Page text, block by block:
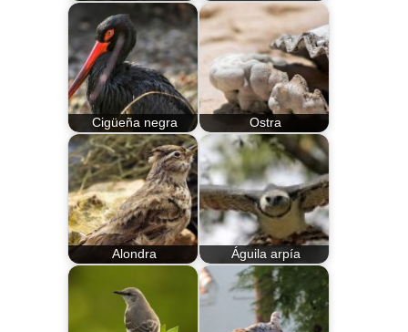
Cigüeña negra Ostra
Alondra Águila arpía